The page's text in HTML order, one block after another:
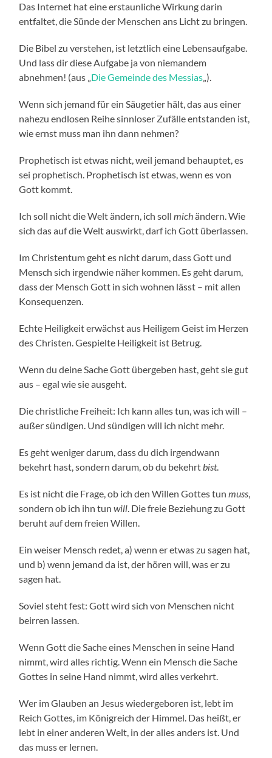
Das Internet hat eine erstaunliche Wirkung darin
entfaltet, die Sünde der Menschen ans Licht zu bringen.
Die Bibel zu verstehen, ist letztlich eine Lebensaufgabe.
Und lass dir diese Aufgabe ja von niemandem
abnehmen! (aus „Die Gemeinde des Messias„).
Wenn sich jemand für ein Säugetier hält, das aus einer
nahezu endlosen Reihe sinnloser Zufälle entstanden ist,
wie ernst muss man ihn dann nehmen?
Prophetisch ist etwas nicht, weil jemand behauptet, es
sei prophetisch. Prophetisch ist etwas, wenn es von
Gott kommt.
Ich soll nicht die Welt ändern, ich sollmichändern. Wie
sich das auf die Welt auswirkt, darf ich Gott überlassen.
Im Christentum geht es nicht darum, dass Gott und
Mensch sich irgendwie näher kommen. Es geht darum,
dass der Mensch Gott in sich wohnen lässt – mit allen
Konsequenzen.
Echte Heiligkeit erwächst aus Heiligem Geist im Herzen
des Christen. Gespielte Heiligkeit ist Betrug.
Wenn du deine Sache Gott übergeben hast, geht sie gut
aus – egal wie sie ausgeht.
Die christliche Freiheit: Ich kann alles tun, was ich will –
außer sündigen. Und sündigen will ich nicht mehr.
Es geht weniger darum, dass du dich irgendwann
bekehrt hast, sondern darum, ob du bekehrtbist.
Es ist nicht die Frage, ob ich den Willen Gottes tunmuss,
sondern ob ich ihn tunwill. Die freie Beziehung zu Gott
beruht auf dem freien Willen.
Ein weiser Mensch redet, a) wenn er etwas zu sagen hat,
und b) wenn jemand da ist, der hören will, was er zu
sagen hat.
Soviel steht fest: Gott wird sich von Menschen nicht
beirren lassen.
Wenn Gott die Sache eines Menschen in seine Hand
nimmt, wird alles richtig. Wenn ein Mensch die Sache
Gottes in seine Hand nimmt, wird alles verkehrt.
Wer im Glauben an Jesus wiedergeboren ist, lebt im
Reich Gottes, im Königreich der Himmel. Das heißt, er
lebt in einer anderen Welt, in der alles anders ist. Und
das muss er lernen.